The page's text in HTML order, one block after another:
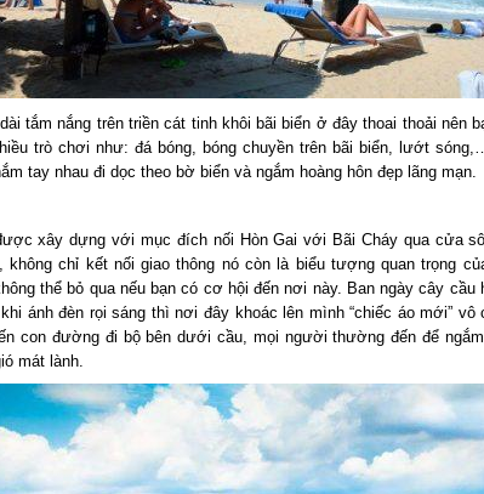
tắm nắng trên triền cát tinh khôi bãi biển ở đây thoai thoải nên
trò chơi như: đá bóng, bóng chuyền trên bãi biển, lướt
tay nhau đi dọc theo bờ biển và ngắm hoàng hôn đẹp lãng mạn.
xây dựng với mục đích nối Hòn Gai với Bãi Cháy qua cửa
không chỉ kết nối giao thông nó còn là biểu tượng quan trọng
thể bỏ qua nếu bạn có cơ hội đến nơi này. Ban ngày cây cầu
ánh đèn rọi sáng thì nơi đây khoác lên mình “chiếc áo mới” vô
con đường đi bộ bên dưới cầu, mọi người thường đến để ngắm
mát lành.